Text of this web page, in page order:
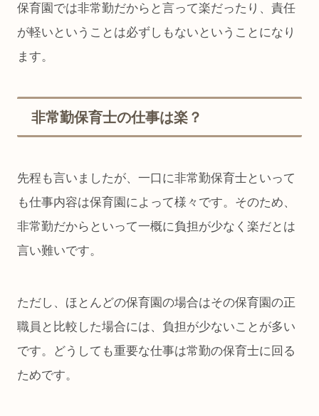
保育園では非常勤だからと言って楽だったり、責任
が軽いということは必ずしもないということになり
ます。
非常勤保育士の仕事は楽？
先程も言いましたが、一口に非常勤保育士といって
も仕事内容は保育園によって様々です。そのため、
非常勤だからといって一概に負担が少なく楽だとは
言い難いです。
ただし、ほとんどの保育園の場合はその保育園の正
職員と比較した場合には、負担が少ないことが多い
です。どうしても重要な仕事は常勤の保育士に回る
ためです。